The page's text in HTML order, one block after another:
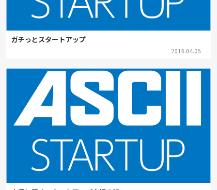
ガチっとスタートアップ
2016.04.05